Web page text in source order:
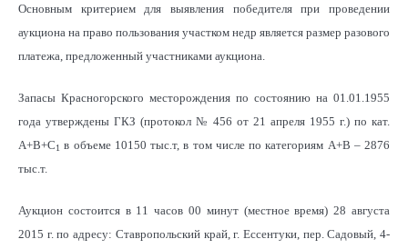
Основным критерием для выявления победителя при проведении
аукциона на право пользования участком недр является размер разового
платежа, предложенный участниками аукциона.
Запасы Красногорского месторождения по состоянию на 01.01.1955
года утверждены ГКЗ (протокол № 456 от 21 апреля 1955 г.) по кат.
А+В+С1 в объеме 10150 тыс.т, в том числе по категориям А+В – 2876
тыс.т.
Аукцион состоится в 11 часов 00 минут (местное время) 28 августа
2015 г. по адресу: Ставропольский край, г. Ессентуки, пер. Садовый, 4-